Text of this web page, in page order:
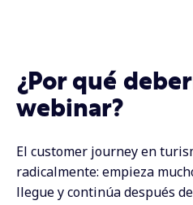
¿Por qué
webinar?
El customer journey en
radicalmente: empieza
llegue y continúa después